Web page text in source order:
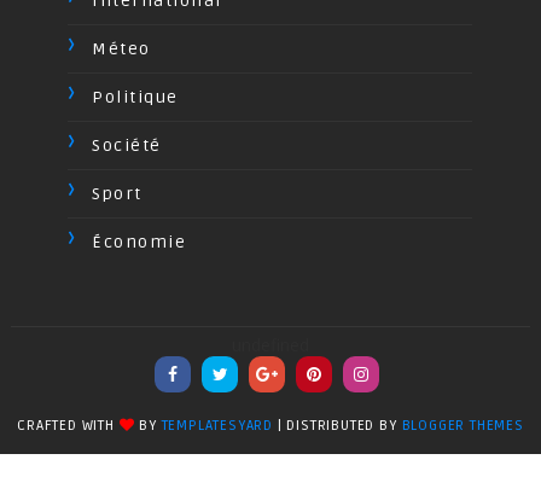
Méteo
Politique
Société
Sport
Économie
CRAFTED WITH BYTEMPLATESYARD | DISTRIBUTED BY BLOGGER THEMES